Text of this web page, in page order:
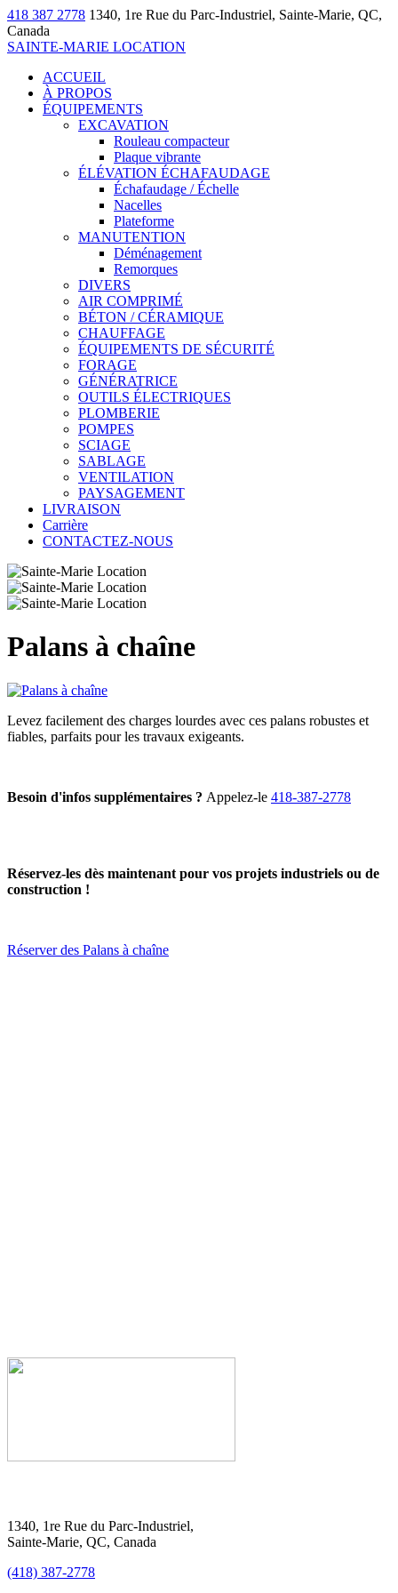
418 387 2778 1340, 1re Rue du Parc-Industriel, Sainte-Marie, QC,
Canada
SAINTE-MARIE LOCATION
ACCUEIL
À PROPOS
ÉQUIPEMENTS
EXCAVATION
Rouleau compacteur
Plaque vibrante
ÉLÉVATION ÉCHAFAUDAGE
Échafaudage / Échelle
Nacelles
Plateforme
MANUTENTION
Déménagement
Remorques
DIVERS
AIR COMPRIMÉ
BÉTON / CÉRAMIQUE
CHAUFFAGE
ÉQUIPEMENTS DE SÉCURITÉ
FORAGE
GÉNÉRATRICE
OUTILS ÉLECTRIQUES
PLOMBERIE
POMPES
SCIAGE
SABLAGE
VENTILATION
PAYSAGEMENT
LIVRAISON
Carrière
CONTACTEZ-NOUS
Palans à chaîne
Levez facilement des charges lourdes avec ces palans robustes et
fiables, parfaits pour les travaux exigeants.
Besoin d'infos supplémentaires ? Appelez-le 418-387-2778
Réservez-les dès maintenant pour vos projets industriels ou de
construction !
Réserver des Palans à chaîne
1340, 1re Rue du Parc-Industriel,
Sainte-Marie, QC, Canada
(418) 387-2778